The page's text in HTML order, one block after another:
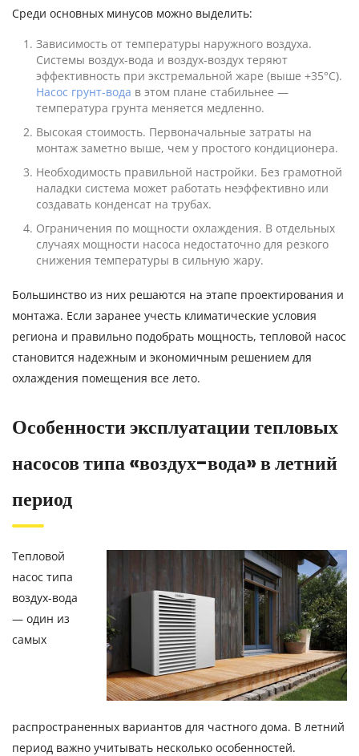
Среди основных минусов можно выделить:
Зависимость от температуры наружного воздуха.
Системы воздух-вода и воздух-воздух теряют
эффективность при экстремальной жаре (выше +35°C).
Насос грунт-вода в этом плане стабильнее —
температура грунта меняется медленно.
Высокая стоимость. Первоначальные затраты на
монтаж заметно выше, чем у простого кондиционера.
Необходимость правильной настройки. Без грамотной
наладки система может работать неэффективно или
создавать конденсат на трубах.
Ограничения по мощности охлаждения. В отдельных
случаях мощности насоса недостаточно для резкого
снижения температуры в сильную жару.
Большинство из них решаются на этапе проектирования и
монтажа. Если заранее учесть климатические условия
региона и правильно подобрать мощность, тепловой насос
становится надежным и экономичным решением для
охлаждения помещения все лето.
Особенности эксплуатации тепловых
насосов типа «воздух-вода» в летний
период
Тепловой
насос типа
воздух-вода
— один из
самых
распространенных вариантов для частного дома. В летний
период важно учитывать несколько особенностей.